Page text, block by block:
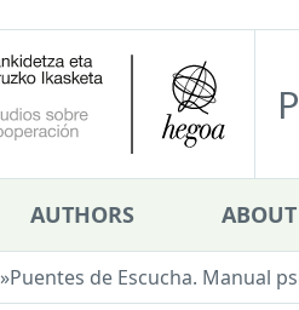
AUTHORS ABOUT
»Puentes de Escucha. Manual